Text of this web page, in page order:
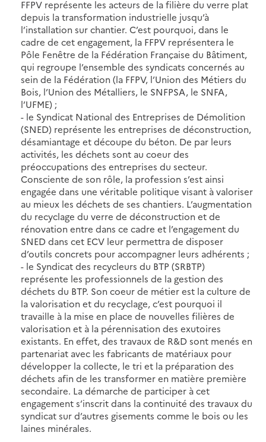
FFPV représente les acteurs de la filière du verre plat
depuis la transformation industrielle jusqu’à
l’installation sur chantier. C’est pourquoi, dans le
cadre de cet engagement, la FFPV représentera le
Pôle Fenêtre de la Fédération Française du Bâtiment,
qui regroupe l’ensemble des syndicats concernés au
sein de la Fédération (la FFPV, l’Union des Métiers du
Bois, l’Union des Métalliers, le SNFPSA, le SNFA,
l’UFME) ;
- le Syndicat National des Entreprises de Démolition
(SNED) représente les entreprises de déconstruction,
désamiantage et découpe du béton. De par leurs
activités, les déchets sont au coeur des
préoccupations des entreprises du secteur.
Consciente de son rôle, la profession s’est ainsi
engagée dans une véritable politique visant à valoriser
au mieux les déchets de ses chantiers. L’augmentation
du recyclage du verre de déconstruction et de
rénovation entre dans ce cadre et l’engagement du
SNED dans cet ECV leur permettra de disposer
d’outils concrets pour accompagner leurs adhérents ;
- le Syndicat des recycleurs du BTP (SRBTP)
représente les professionnels de la gestion des
déchets du BTP. Son coeur de métier est la culture de
la valorisation et du recyclage, c’est pourquoi il
travaille à la mise en place de nouvelles filières de
valorisation et à la pérennisation des exutoires
existants. En effet, des travaux de R&D sont menés en
partenariat avec les fabricants de matériaux pour
développer la collecte, le tri et la préparation des
déchets afin de les transformer en matière première
secondaire. La démarche de participer à cet
engagement s’inscrit dans la continuité des travaux du
syndicat sur d’autres gisements comme le bois ou les
laines minérales.